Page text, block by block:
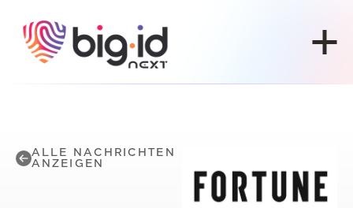
ALLE NACHRICHTEN
ANZEIGEN